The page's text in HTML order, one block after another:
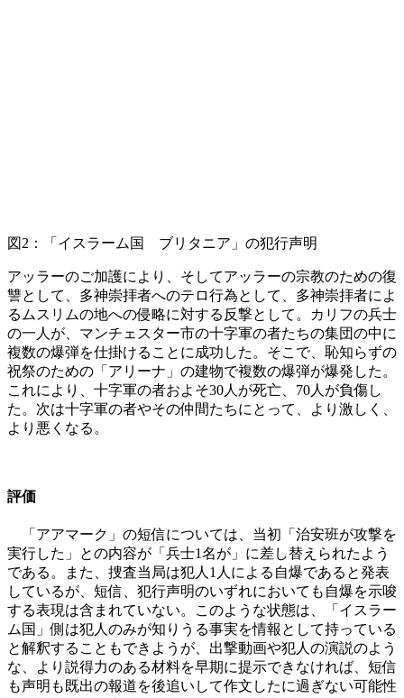
図2 ：「イスラーム国 ブリタニア」の犯行声明
アッラーのご加護により、そしてアッラーの宗教のための復
讐として、多神崇拝者へのテロ行為として、多神崇拝者によ
るムスリムの地への侵略に対する反撃として。カリフの兵士
の一人が、マンチェスター市の十字軍の者たちの集団の中に
複数の爆弾を仕掛けることに成功した。そこで、恥知らずの
祝祭のための「アリーナ」の建物で複数の爆弾が爆発した。
これにより、十字軍の者およそ30人が死亡、 70人が負傷し
た。次は十字軍の者やその仲間たちにとって、より激しく、
より悪くなる。
評価
「アアマーク」の短信については、当初「治安班が攻撃を
実行した」との内容が「兵士1名が」に差し替えられたよう
である。また、捜査当局は犯人 1 人による自爆であると発表
しているが、短信、犯行声明のいずれにおいても自爆を示唆
する表現は含まれていない。このような状態は、「イスラー
ム国」側は犯人のみが知りうる事実を情報として持っている
と解釈することもできようが、出撃動画や犯人の演説のよう
な、より説得力のある材料を早期に提示できなければ、短信
も声明も既出の報道を後追いして作文したに過ぎない可能性